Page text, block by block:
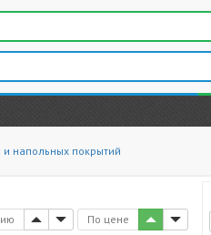
напольных покрытий
По цене